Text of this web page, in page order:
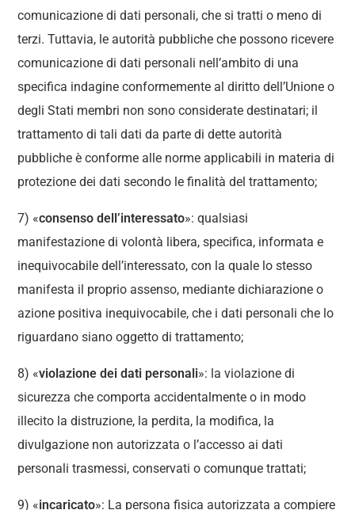
comunicazione di dati personali, che si tratti o meno di
terzi. Tuttavia, le autorità pubbliche che possono ricevere
comunicazione di dati personali nell’ambito di una
specifica indagine conformemente al diritto dell’Unione o
degli Stati membri non sono considerate destinatari; il
trattamento di tali dati da parte di dette autorità
pubbliche è conforme alle norme applicabili in materia di
protezione dei dati secondo le finalità del trattamento;
7) «consenso dell’interessato»: qualsiasi
manifestazione di volontà libera, specifica, informata e
inequivocabile dell’interessato, con la quale lo stesso
manifesta il proprio assenso, mediante dichiarazione o
azione positiva inequivocabile, che i dati personali che lo
riguardano siano oggetto di trattamento;
8) «violazione dei dati personali»: la violazione di
sicurezza che comporta accidentalmente o in modo
illecito la distruzione, la perdita, la modifica, la
divulgazione non autorizzata o l’accesso ai dati
personali trasmessi, conservati o comunque trattati;
9) «incaricato»: La persona fisica autorizzata a compiere